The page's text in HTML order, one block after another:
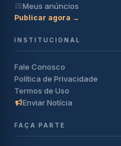
Meus anúncios
Publicar agora →
INSTITUCIONAL
Fale Conosco
Política de Privacidade
Termos de Uso
Enviar Notícia
FAÇA PARTE